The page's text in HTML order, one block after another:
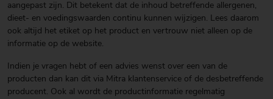
aangepast zijn. Dit betekent dat de inhoud betreffende allergenen,
dieet- en voedingswaarden continu kunnen wijzigen. Lees daarom
ook altijd het etiket op het product en vertrouw niet alleen op de
informatie op de website.
Indien je vragen hebt of een advies wenst over een van de
producten dan kan dit via Mitra klantenservice of de desbetreffende
producent. Ook al wordt de productinformatie regelmatig